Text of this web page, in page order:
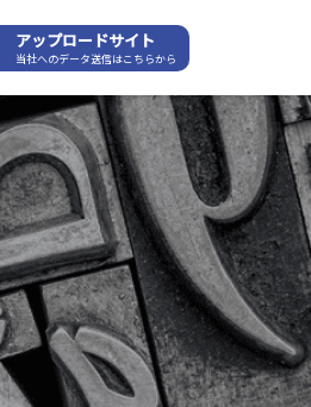
アップロードサイト
当社へのデータ送信はこちらから